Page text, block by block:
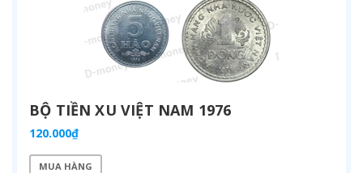
BỘ TIỀN XU VIỆT NAM 1976
120.000₫
MUA HÀNG